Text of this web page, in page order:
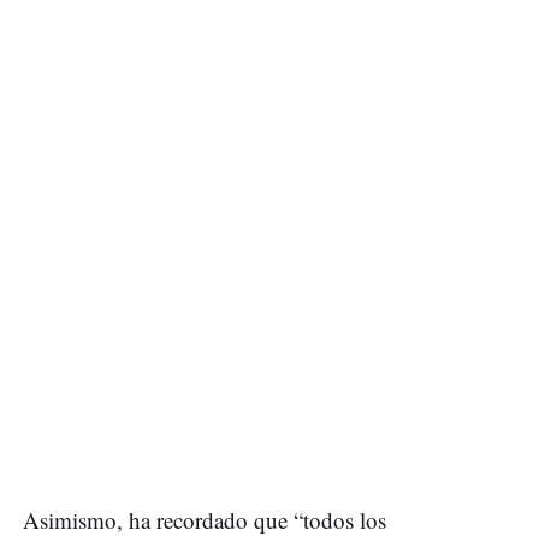
Asimismo, ha recordado que “todos los